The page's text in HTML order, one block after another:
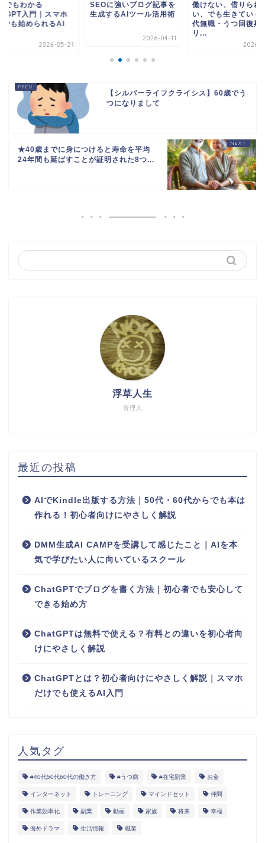
でもわかる
入門｜スマホ
でも始められるAI
2026-05-21
SEOに強いブログ記事を
生成するAIツール活用術
2026-04-11
働けない、借りられ
い、でも生きていく
代無職・うつ回復期
リ...
2026-
【シルバーライフクライシス】60歳でう
つになりまして
★40歳までに身につけると寿命を平均
24年間も延ばすことが証明された8つ...
管理人
浮草人生
最近の投稿
AIでKindle出版する方法｜50代・60代からでも本は
作れる！初心者向けにやさしく解説
DMM生成AI CAMPを受講して感じたこと｜AIを本
気で学びたい人に向いているスクール
ChatGPTでブログを書く方法｜初心者でも安心して
できる始め方
ChatGPTは無料で使える？有料との違いを初心者向
けにやさしく解説
ChatGPTとは？初心者向けにやさしく解説｜スマホ
だけでも使えるAI入門
人気タグ
#40代50代60代の働き方 #うつ病 #在宅副業 お金
インターネット トレーニング マインドセット 仲間
作業効率化 副業 動画 家族 将来 幸福
海外ドラマ 生活情報 職業